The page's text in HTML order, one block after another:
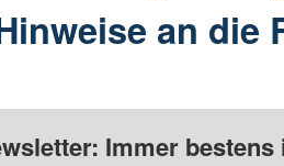
an die
Immer